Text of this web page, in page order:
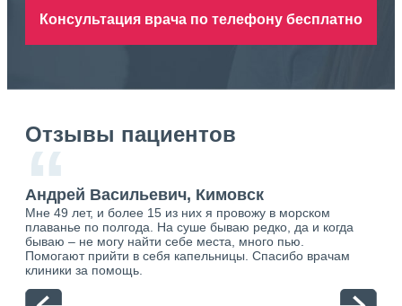
Консультация врача по телефону бесплатно
Отзывы пациентов
“
Андрей Васильевич, Кимовск
Мне 49 лет, и более 15 из них я провожу в морском
плаванье по полгода. На суше бываю редко, да и когда
бываю – не могу найти себе места, много пью.
Помогают прийти в себя капельницы. Спасибо врачам
клиники за помощь.